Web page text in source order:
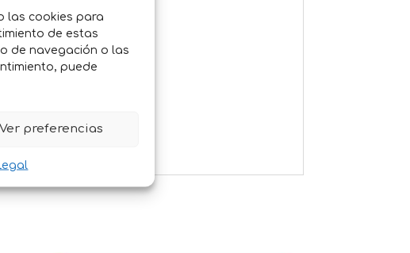
las cookies para
de estas
de navegación o las
puede
Ver preferencias